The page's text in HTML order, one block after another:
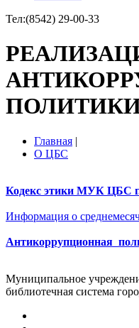
Тел:(8542) 29-00-33
Главная |
О ЦБС
Кодекс этики МУК ЦБС
Информация о
Антикоррупционная
Муниципальное
библиотечная система